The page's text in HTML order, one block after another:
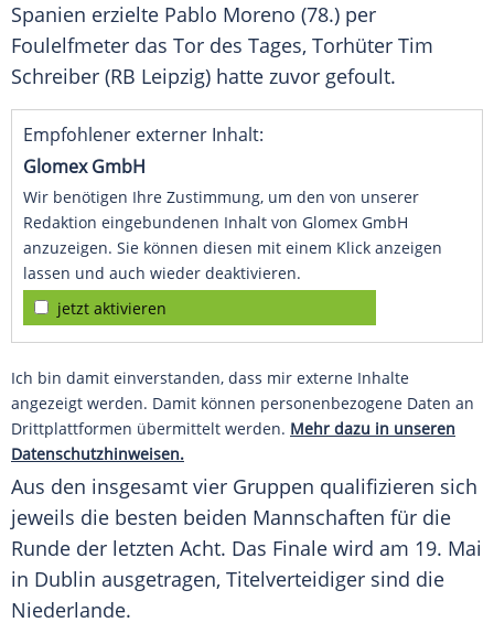
Spanien erzielte Pablo Moreno (78.) per
Foulelfmeter das Tor des Tages, Torhüter Tim
Schreiber (RB Leipzig) hatte zuvor gefoult.
Empfohlener externer Inhalt:
Glomex GmbH
Wir benötigen Ihre Zustimmung, um den von unserer
Redaktion eingebundenen Inhalt von Glomex GmbH
anzuzeigen. Sie können diesen mit einem Klick anzeigen
lassen und auch wieder deaktivieren.
jetzt aktivieren
Ich bin damit einverstanden, dass mir externe Inhalte
angezeigt werden. Damit können personenbezogene Daten an
Drittplattformen übermittelt werden. Mehr dazu in unseren
Datenschutzhinweisen.
Aus den insgesamt vier Gruppen qualifizieren sich
jeweils die besten beiden Mannschaften für die
Runde der letzten Acht. Das Finale wird am 19. Mai
in Dublin ausgetragen, Titelverteidiger sind die
Niederlande.